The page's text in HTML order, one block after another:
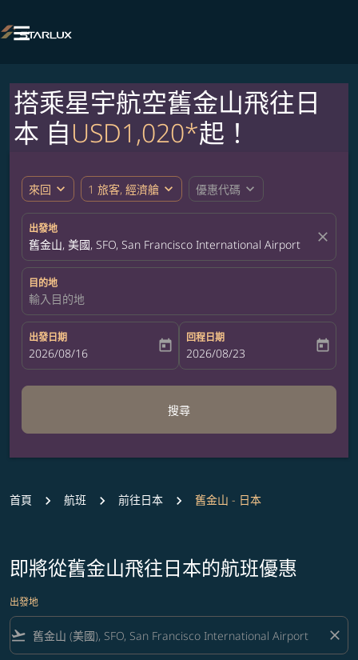

搭乘星宇航空舊金山飛往日
本 自USD1,020*起！
來回 expand_more 1 旅客, 經濟艙 expand_more 優惠代碼 expand_more
出發地
舊金山, 美國, SFO, San Francisco International Airport close
目的地
輸入目的地
出發日期
fc-booking-departure-date-aria-label
2026/08/16 today
回程日期
fc-booking-return-date-aria-label
2026/08/23 today
搜尋
首頁 航班 前往日本 舊金山 - 日本
即將從舊金山飛往日本的航班優惠
出發地
flight_takeoff close